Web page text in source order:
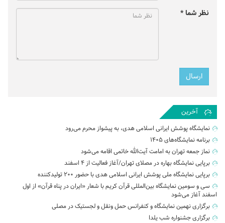
نظر شما *
آخرین
نمایشگاه پوشش ایرانی اسلامی هدی، به پیشواز محرم می‌رود
برنامه نمایشگاه‌های ۱۴۰۵
نماز جمعه تهران به امامت آیت‌الله خاتمی اقامه می‌شود
برپایی نمایشگاه بهاره در مصلای تهران/آغاز فعالیت از ۴ اسفند
برپایی نمایشگاه ملی پوشش ایرانی اسلامی هدی با حضور ۲۰۰ تولیدکننده
سی و سومین نمایشگاه بین‌المللی قرآن کریم با شعار «ایران در پناه قرآن» از اول
اسفند آغاز می‌شود
برگزاری نهمین نمایشگاه و کنفرانس حمل‌ ونقل و لجستیک در مصلی
برگزاری جشنواره شب یلدا